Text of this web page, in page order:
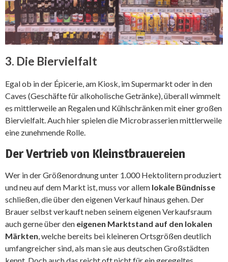
3. Die Biervielfalt
Egal ob in der Épicerie, am Kiosk, im Supermarkt oder in den
Caves (Geschäfte für alkoholische Getränke), überall wimmelt
es mittlerweile an Regalen und Kühlschränken mit einer großen
Biervielfalt. Auch hier spielen die Microbrasserien mittlerweile
eine zunehmende Rolle.
Der Vertrieb von Kleinstbrauereien
Wer in der Größenordnung unter 1.000 Hektolitern produziert
und neu auf dem Markt ist, muss vor allem lokale Bündnisse
schließen, die über den eigenen Verkauf hinaus gehen. Der
Brauer selbst verkauft neben seinem eigenen Verkaufsraum
auch gerne über den eigenen Marktstand auf den lokalen
Märkten, welche bereits bei kleineren Ortsgrößen deutlich
umfangreicher sind, als man sie aus deutschen Großstädten